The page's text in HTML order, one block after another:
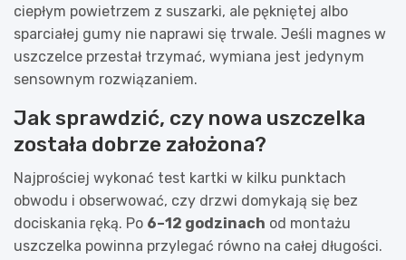
ciepłym powietrzem z suszarki, ale pękniętej albo
sparciałej gumy nie naprawi się trwale. Jeśli magnes w
uszczelce przestał trzymać, wymiana jest jedynym
sensownym rozwiązaniem.
Jak sprawdzić, czy nowa uszczelka
została dobrze założona?
Najprościej wykonać test kartki w kilku punktach
obwodu i obserwować, czy drzwi domykają się bez
dociskania ręką. Po 6–12 godzinach od montażu
uszczelka powinna przylegać równo na całej długości.